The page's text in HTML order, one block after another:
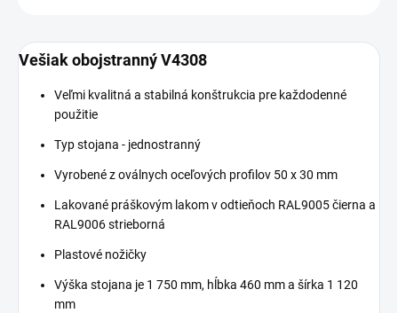
Vešiak obojstranný V4308
Veľmi kvalitná a stabilná konštrukcia pre každodenné
použitie
Typ stojana - jednostranný
Vyrobené z oválnych oceľových profilov 50 x 30 mm
Lakované práškovým lakom v odtieňoch RAL9005 čierna a
RAL9006 strieborná
Plastové nožičky
Výška stojana je 1 750 mm, hĺbka 460 mm a šírka 1 120
mm